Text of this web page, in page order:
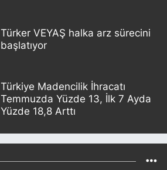
Türker VEYAŞ halka arz sürecini
başlatıyor
Türkiye Madencilik İhracatı
Temmuzda Yüzde 13, İlk 7 Ayda
Yüzde 18,8 Arttı